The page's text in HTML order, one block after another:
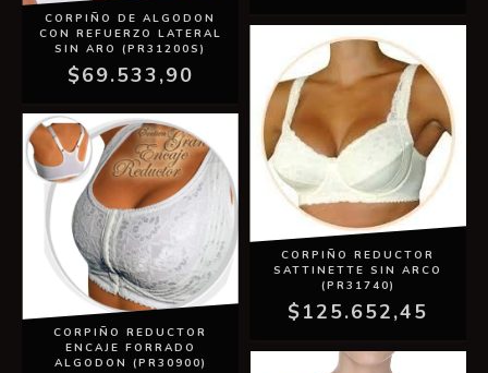
CORPIÑO DE ALGODON
CON REFUERZO LATERAL
SIN ARO (PR31200S)
$69.533,90
CORPIÑO REDUCTOR
SATTINETTE SIN ARCO
(PR31740)
$125.652,45
CORPIÑO REDUCTOR
ENCAJE FORRADO
ALGODON (PR30900)